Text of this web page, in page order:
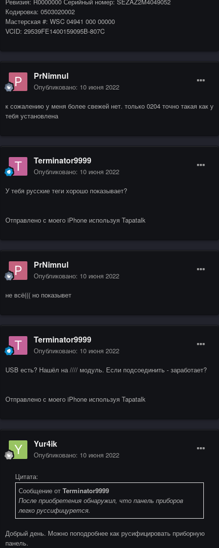
Кодировка: 0503020002
Мастерская #: WSC 04941 000 00000
VCID: 29539FE1400159095B-807C
PrNimnul
Опубликовано: 10 июня 2022
к сожалению у меня более свежей нет. только 0204 точно такая как у
тебя установлена
Terminator9999
Опубликовано: 10 июня 2022
У тебя русские теги хорошо показывает?
Отправлено с моего iPhone используя Tapatalk
PrNimnul
Опубликовано: 10 июня 2022
не всё((( но показывет
Terminator9999
Опубликовано: 10 июня 2022
USB есть? Нашёл на //// модуль. Если подсоединить - заработает?
Отправлено с моего iPhone используя Tapatalk
Yur4ik
Опубликовано: 10 июня 2022
Цитата:
Сообщение от Terminator9999
После приобретения обнаружил, что панель приборов
легко руссифицурется.
Добрый день. Можно поподробнее как русифицировать приборную
панель.